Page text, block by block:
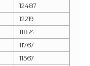
12487
12219
11874
11767
11567